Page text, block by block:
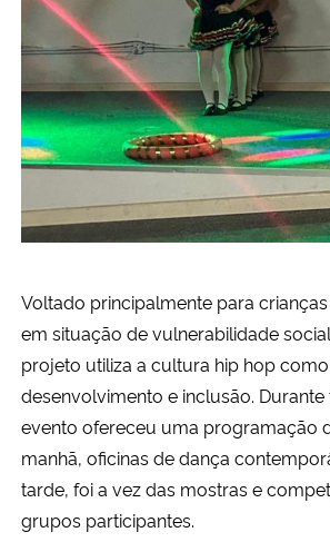
Voltado principalmente para
em situação de vulnerabilidade
projeto utiliza a cultura hip hop
desenvolvimento e inclusão.
evento ofereceu uma programação
manhã, oficinas de dança
tarde, foi a vez das mostras e
grupos participantes.